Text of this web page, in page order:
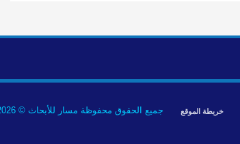
خريطة الموقع جميع الحقوق محفوظة مسار للأبحاث © 2026 | تصميم وتطوير